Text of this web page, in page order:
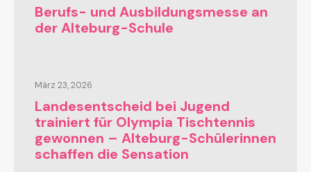
Berufs- und Ausbildungsmesse an
der Alteburg-Schule
März 23, 2026
Landesentscheid bei Jugend
trainiert für Olympia Tischtennis
gewonnen – Alteburg-Schülerinnen
schaffen die Sensation